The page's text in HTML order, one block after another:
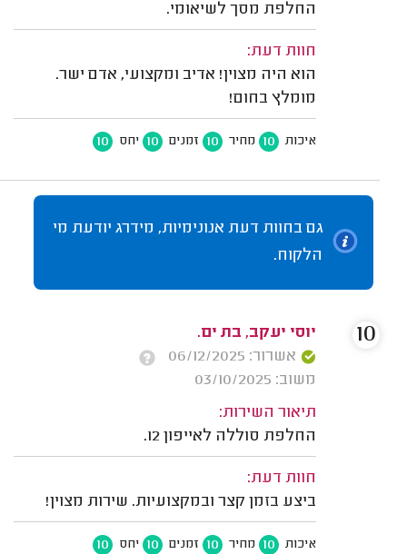
החלפת מסך לשיאומי.
חוות דעת:
הוא היה מצוין! אדיב ומקצועי, אדם ישר.
מומלץ בחום!
איכות 10 מחיר 10 זמנים 10 יחס 10
גם בחוות דעת אנונימיות, מידרג יודעת מי
הלקוח.
יוסי יעקב, בת ים.
אשרור: 06/12/2025
משוב: 03/10/2025
תיאור השירות:
החלפת סוללה לאייפון 12.
חוות דעת:
ביצע בזמן קצר ובמקצועיות. שירות מצוין!
איכות 10 מחיר 10 זמנים 10 יחס 10
10